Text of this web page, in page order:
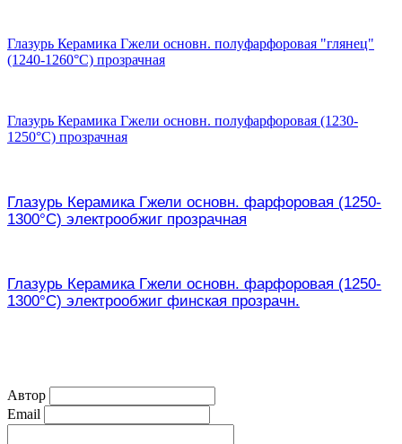
Глазурь Керамика Гжели основн. полуфарфоровая "глянец"
(1240-1260°С) прозрачная
Глазурь Керамика Гжели основн. полуфарфоровая (1230-
1250°С) прозрачная
Глазурь Керамика Гжели основн. фарфоровая (1250-
1300°С) электрообжиг прозрачная
Глазурь Керамика Гжели основн. фарфоровая (1250-
1300°С) электрообжиг финская прозрачн.
Автор
Email